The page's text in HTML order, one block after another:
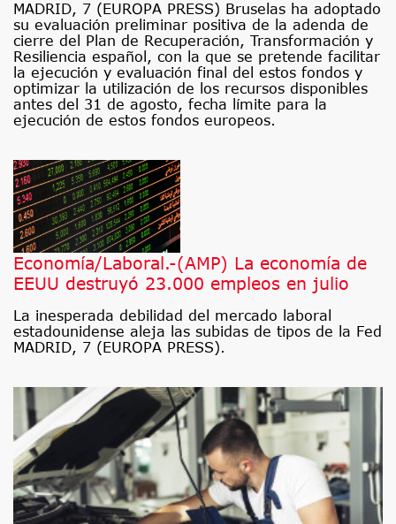
MADRID, 7 (EUROPA PRESS) Bruselas ha adoptado
su evaluación preliminar positiva de la adenda de
cierre del Plan de Recuperación, Transformación y
Resiliencia español, con la que se pretende facilitar
la ejecución y evaluación final del estos fondos y
optimizar la utilización de los recursos disponibles
antes del 31 de agosto, fecha límite para la
ejecución de estos fondos europeos.
Economía/Laboral.-(AMP) La economía de
EEUU destruyó 23.000 empleos en julio
La inesperada debilidad del mercado laboral
estadounidense aleja las subidas de tipos de la Fed
MADRID, 7 (EUROPA PRESS).